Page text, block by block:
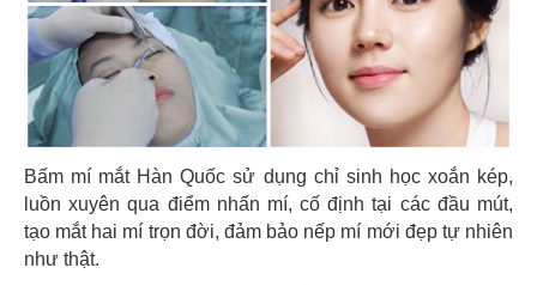
Bấm mí mắt Hàn Quốc sử dụng chỉ sinh học xoắn kép,
luồn xuyên qua điểm nhấn mí, cố định tại các đầu mút,
tạo mắt hai mí trọn đời, đảm bảo nếp mí mới đẹp tự nhiên
như thật.